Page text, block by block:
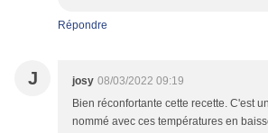
Répondre
J josy 08/03/2022 09:19
Bien réconfortante cette recette. C'est
nommé avec ces températures en